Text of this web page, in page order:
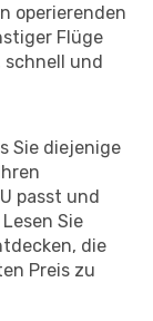
operierenden
Flüge
schnell und
Sie diejenige
passt und
Sie
die
Preis zu